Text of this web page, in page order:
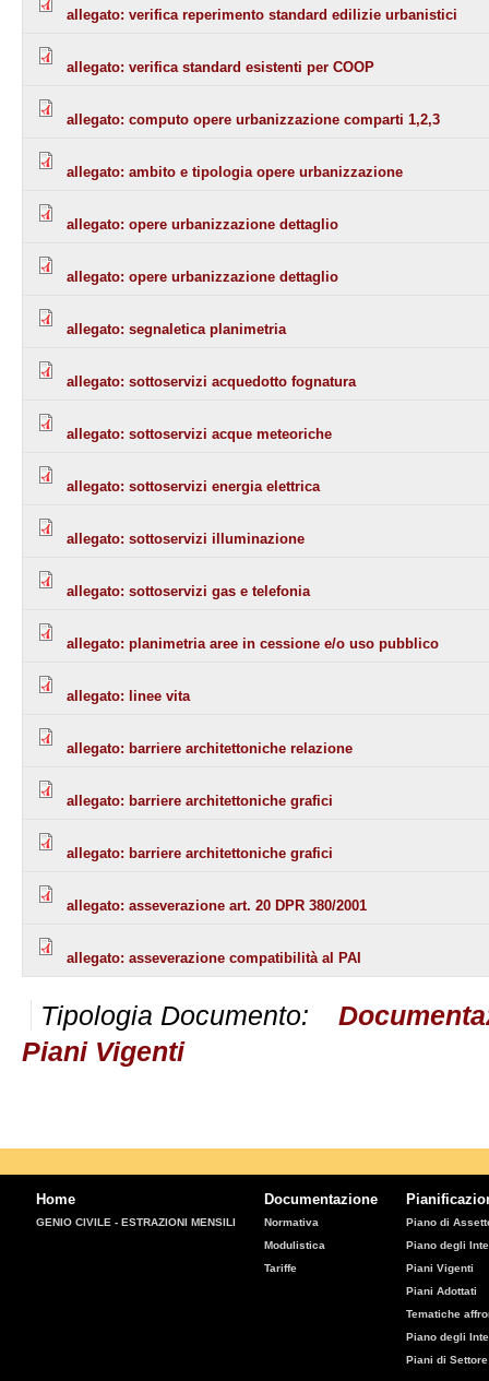
allegato: verifica reperimento standard edilizie urbanistici
allegato: verifica standard esistenti per COOP
allegato: computo opere urbanizzazione comparti 1,2,3
allegato: ambito e tipologia opere urbanizzazione
allegato: opere urbanizzazione dettaglio
allegato: opere urbanizzazione dettaglio
allegato: segnaletica planimetria
allegato: sottoservizi acquedotto fognatura
allegato: sottoservizi acque meteoriche
allegato: sottoservizi energia elettrica
allegato: sottoservizi illuminazione
allegato: sottoservizi gas e telefonia
allegato: planimetria aree in cessione e/o uso pubblico
allegato: linee vita
allegato: barriere architettoniche relazione
allegato: barriere architettoniche grafici
allegato: barriere architettoniche grafici
allegato: asseverazione art. 20 DPR 380/2001
allegato: asseverazione compatibilità al PAI
Tipologia Documento:
Piani Vigenti
Home
GENIO CIVILE - ESTRAZIONI MENSILI
Documentazione
Normativa
Modulistica
Tariffe
Piano di
Piano degli
Piani Vigenti
Piani Adottati
Tematiche
Piano degli
Piani di Settore